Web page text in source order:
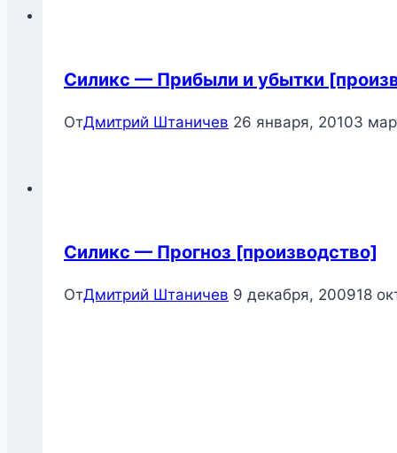
Силикс — Прибыли и убытки
ОтДмитрий Штаничев 26 января, 20103
Силикс — Прогноз [производство]
ОтДмитрий Штаничев 9 декабря, 200918